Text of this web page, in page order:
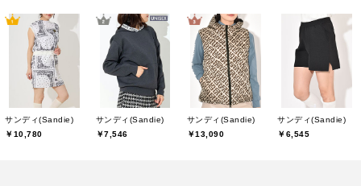
サンディ(Sandie)
￥10,780
サンディ(Sandie)
￥7,546
サンディ(Sandie)
￥13,090
サンディ(Sandie)
￥6,545